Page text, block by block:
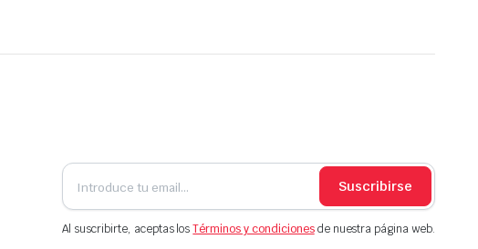
Suscribirse
Al suscribirte, aceptas losTérminos y condicionesde nuestra página web.